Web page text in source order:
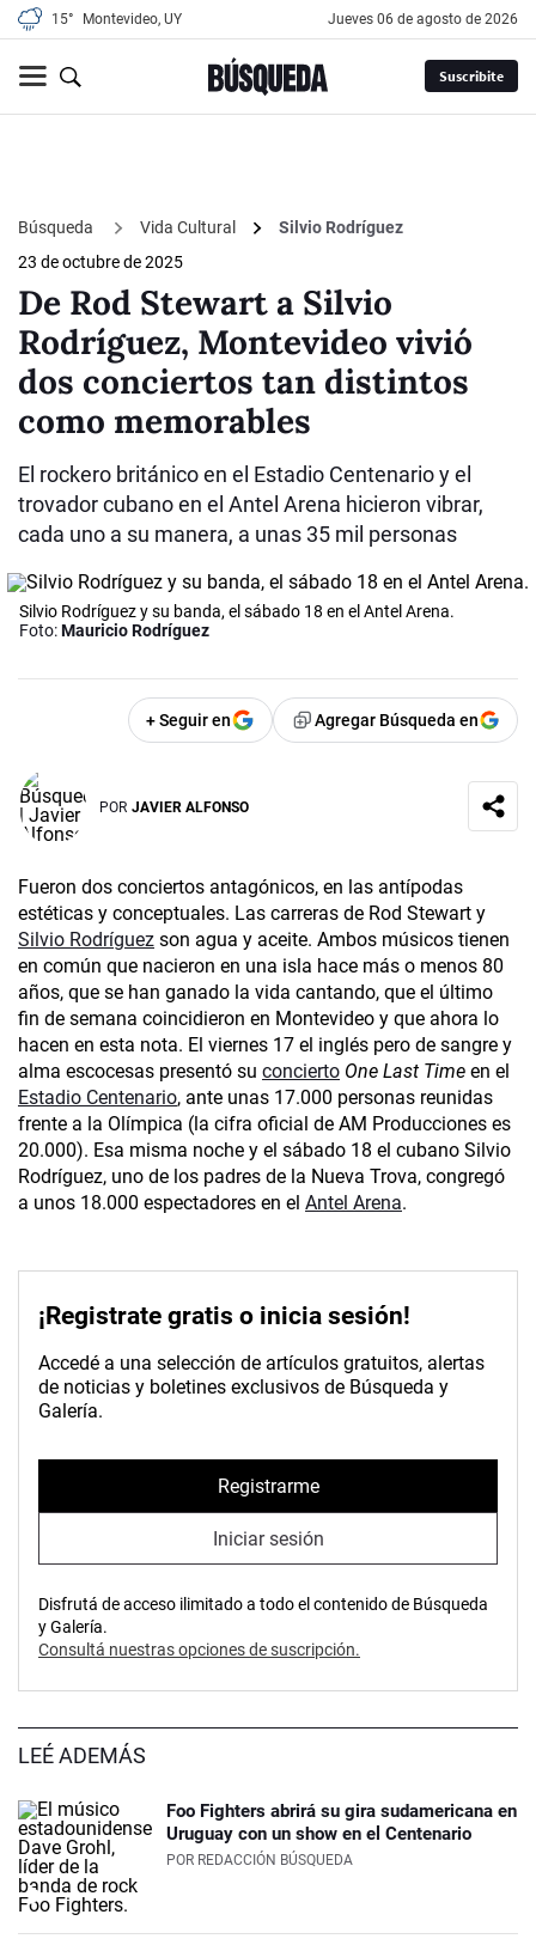
15° Montevideo, UY jueves 06 de agosto de 2026
Suscribite
Búsqueda Vida Cultural
Silvio Rodríguez
23 de octubre de 2025
De Rod Stewart a Silvio
Rodríguez, Montevideo vivió
dos conciertos tan distintos
como memorables
El rockero británico en el Estadio Centenario y el
trovador cubano en el Antel Arena hicieron vibrar,
cada uno a su manera, a unas 35 mil personas
Silvio Rodríguez y su banda, el sábado 18 en el Antel Arena.
Foto:Mauricio Rodríguez
+ Seguir en Agregar Búsqueda en
POR JAVIER ALFONSO
Fueron dos conciertos antagónicos, en las antípodas
estéticas y conceptuales. Las carreras de Rod Stewart y
Silvio Rodríguez son agua y aceite. Ambos músicos tienen
en común que nacieron en una isla hace más o menos 80
años, que se han ganado la vida cantando, que el último
fin de semana coincidieron en Montevideo y que ahora lo
hacen en esta nota. El viernes 17 el inglés pero de sangre y
alma escocesas presentó su concierto One Last Time en el
Estadio Centenario, ante unas 17.000 personas reunidas
frente a la Olímpica (la cifra oficial de AM Producciones es
20.000). Esa misma noche y el sábado 18 el cubano Silvio
Rodríguez, uno de los padres de la Nueva Trova, congregó
a unos 18.000 espectadores en el Antel Arena.
¡Registrate gratis o inicia sesión!
Accedé a una selección de artículos gratuitos, alertas
de noticias y boletines exclusivos de Búsqueda y
Galería.
Registrarme
Iniciar sesión
Disfrutá de acceso ilimitado a todo el contenido de Búsqueda
y Galería.
Consultá nuestras opciones de suscripción.
LEÉ ADEMÁS
Foo Fighters abrirá su gira sudamericana en
Uruguay con un show en el Centenario
POR REDACCIÓN BÚSQUEDA